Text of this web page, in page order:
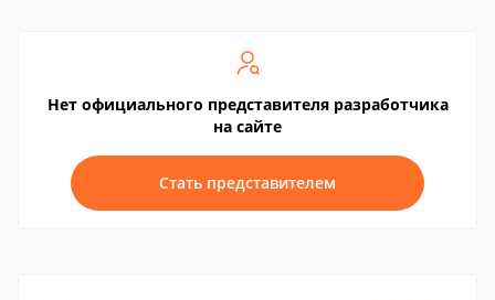
Нет официального представителя разработчика
на сайте
Стать представителем